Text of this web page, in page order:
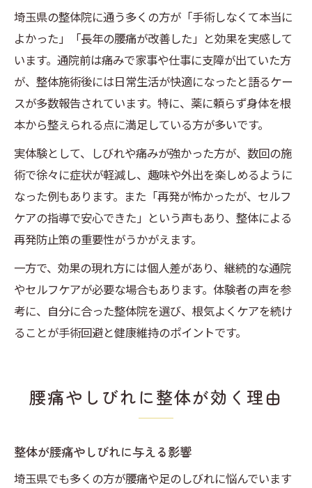
埼玉県の整体院に通う多くの方が「手術しなくて本当に
よかった」「長年の腰痛が改善した」と効果を実感して
います。通院前は痛みで家事や仕事に支障が出ていた方
が、整体施術後には日常生活が快適になったと語るケー
スが多数報告されています。特に、薬に頼らず身体を根
本から整えられる点に満足している方が多いです。
実体験として、しびれや痛みが強かった方が、数回の施
術で徐々に症状が軽減し、趣味や外出を楽しめるように
なった例もあります。また「再発が怖かったが、セルフ
ケアの指導で安心できた」という声もあり、整体による
再発防止策の重要性がうかがえます。
一方で、効果の現れ方には個人差があり、継続的な通院
やセルフケアが必要な場合もあります。体験者の声を参
考に、自分に合った整体院を選び、根気よくケアを続け
ることが手術回避と健康維持のポイントです。
腰痛やしびれに整体が効く理由
整体が腰痛やしびれに与える影響
埼玉県でも多くの方が腰痛や足のしびれに悩んでいます